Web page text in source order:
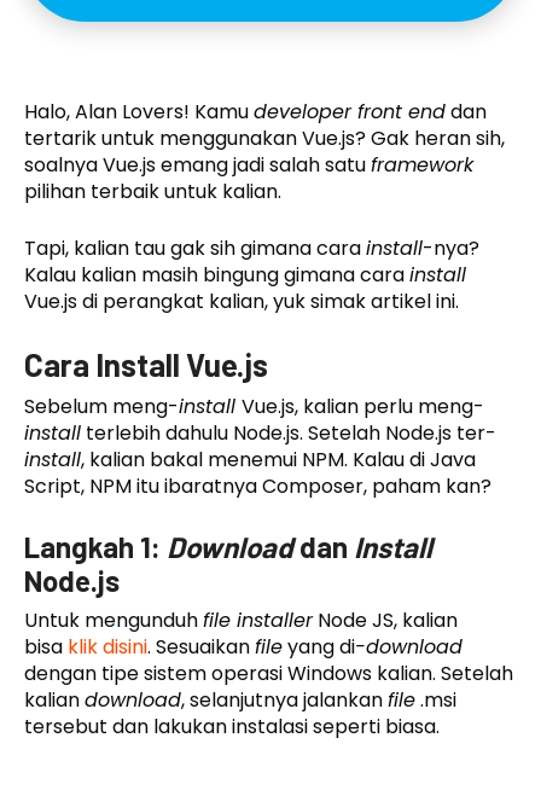
Halo, Alan Lovers! Kamudeveloper front enddan
tertarik untuk menggunakan Vue.js? Gak heran sih,
soalnya Vue.js emang jadi salah satuframework
pilihan terbaik untuk kalian.
Tapi, kalian tau gak sih gimana carainstall-nya?
Kalau kalian masih bingung gimana carainstall
Vue.js di perangkat kalian, yuk simak artikel ini.
Cara Install Vue.js
Sebelum meng-install Vue.js, kalian perlu meng-
install terlebih dahulu Node.js. Setelah Node.js ter-
install, kalian bakal menemui NPM. Kalau di Java
Script, NPM itu ibaratnya Composer, paham kan?
Langkah 1: Downloaddan Install
Node.js
Untuk mengunduhfile installerNode JS, kalian
bisa klik disini. Sesuaikanfileyang di-download
dengan tipe sistem operasi Windows kalian. Setelah
kaliandownload, selanjutnya jalankanfile.msi
tersebut dan lakukan instalasi seperti biasa.